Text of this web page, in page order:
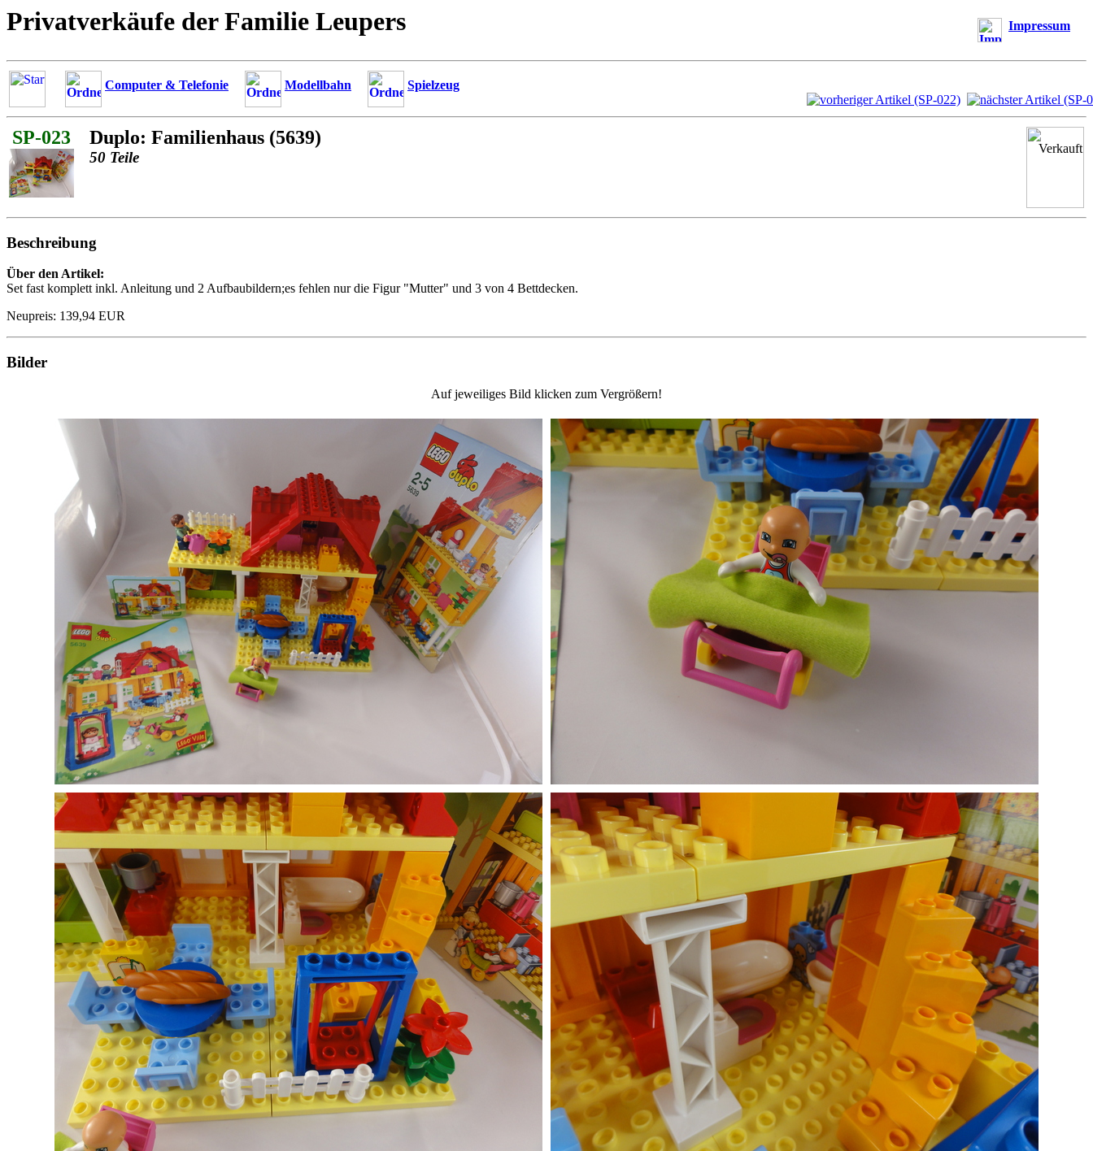
Privatverkäufe der Familie Leupers Impressum
Computer & Telefonie Modellbahn Spielzeug
SP-023 Duplo: Familienhaus (5639)
50 Teile
Beschreibung
Über den Artikel:
Set fast komplett inkl. Anleitung und 2 Aufbaubildern;es fehlen nur die Figur "Mutter" und 3 von 4 Bettdecken.
Neupreis: 139,94 EUR
Bilder
Auf jeweiliges Bild klicken zum Vergrößern!